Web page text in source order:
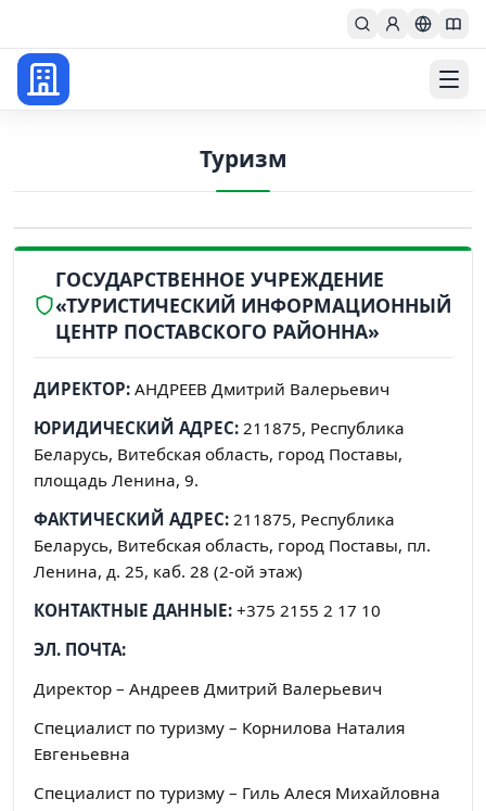
Главная
Туризм
ГОСУДАРСТВЕННОЕ УЧРЕЖДЕНИЕ
«ТУРИСТИЧЕСКИЙ ИНФОРМАЦИОННЫЙ
ЦЕНТР ПОСТАВСКОГО РАЙОННА»
ДИРЕКТОР: АНДРЕЕВ Дмитрий Валерьевич
ЮРИДИЧЕСКИЙ АДРЕС: 211875, Республика
Беларусь, Витебская область, город Поставы,
площадь Ленина, 9.
ФАКТИЧЕСКИЙ АДРЕС: 211875, Республика
Беларусь, Витебская область, город Поставы, пл.
Ленина, д. 25, каб. 28 (2-ой этаж)
КОНТАКТНЫЕ ДАННЫЕ: +375 2155 2 17 10
ЭЛ. ПОЧТА:
Директор – Андреев Дмитрий Валерьевич
Специалист по туризму – Корнилова Наталия
Евгеньевна
Специалист по туризму – Гиль Алеся Михайловна